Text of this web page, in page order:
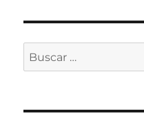
Buscar
por: